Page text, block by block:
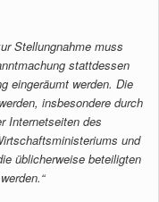
Stellungnahme muss
stattdessen
eingeräumt werden. Die
insbesondere durch
Internetseiten des
und
üblicherweise beteiligten